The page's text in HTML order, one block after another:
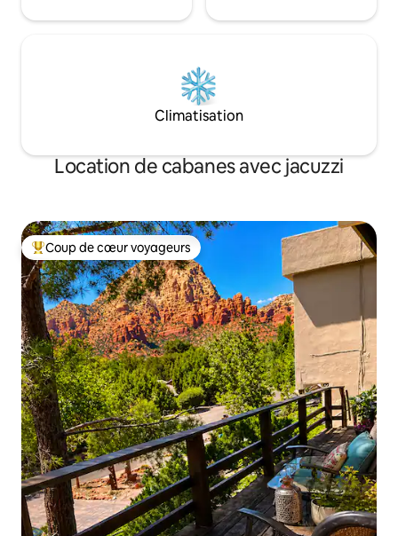
Climatisation
Location de cabanes avec jacuzzi
Coups de cœur voyageurs les plus appréciés
Coup de cœur voyageurs